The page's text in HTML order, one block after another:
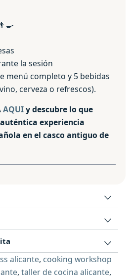
la sesión
menú completo y 5 bebidas
cerveza o refrescos).
AQUIy descubre lo que
experiencia
en el casco antiguo de
alicante, cooking workshop
, taller de cocina alicante,